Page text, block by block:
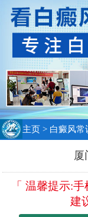
主页 > 白癜风常
厦
「 温馨提示:
建